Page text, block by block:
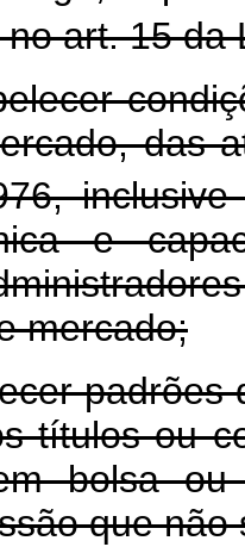
art. 15 da
das
inclusive
e
mercado;
padrões
títulos ou
bolsa
que